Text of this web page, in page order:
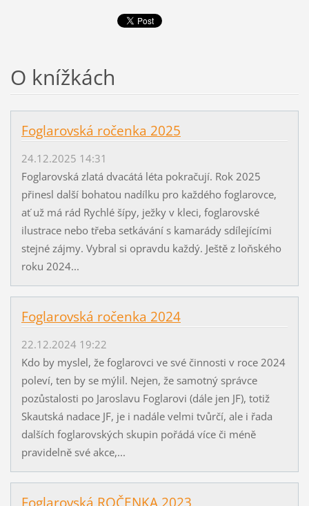
O knížkách
Foglarovská ročenka 2025
24.12.2025 14:31
Foglarovská zlatá dvacátá léta pokračují. Rok 2025
přinesl další bohatou nadílku pro každého foglarovce,
ať už má rád Rychlé šípy, ježky v kleci, foglarovské
ilustrace nebo třeba setkávání s kamarády sdílejícími
stejné zájmy. Vybral si opravdu každý. Ještě z loňského
roku 2024...
Foglarovská ročenka 2024
22.12.2024 19:22
Kdo by myslel, že foglarovci ve své činnosti v roce 2024
poleví, ten by se mýlil. Nejen, že samotný správce
pozůstalosti po Jaroslavu Foglarovi (dále jen JF), totiž
Skautská nadace JF, je i nadále velmi tvůrčí, ale i řada
dalších foglarovských skupin pořádá více či méně
pravidelně své akce,...